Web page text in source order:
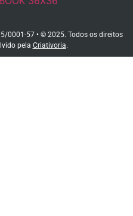
0001-57 • © 2025. Todos os direitos
pela Criativoria.